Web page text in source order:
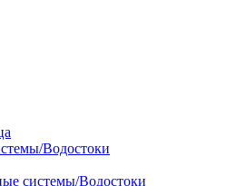
Водостоки
системы/Водостоки